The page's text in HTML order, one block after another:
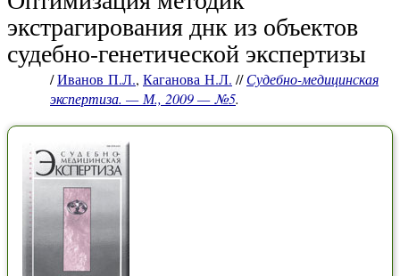
экстрагирования днк из объектов
судебно-генетической экспертизы
/Иванов П.Л., Каганова Н.Л. //Судебно-медицинская
экспертиза. — М., 2009 — №5.